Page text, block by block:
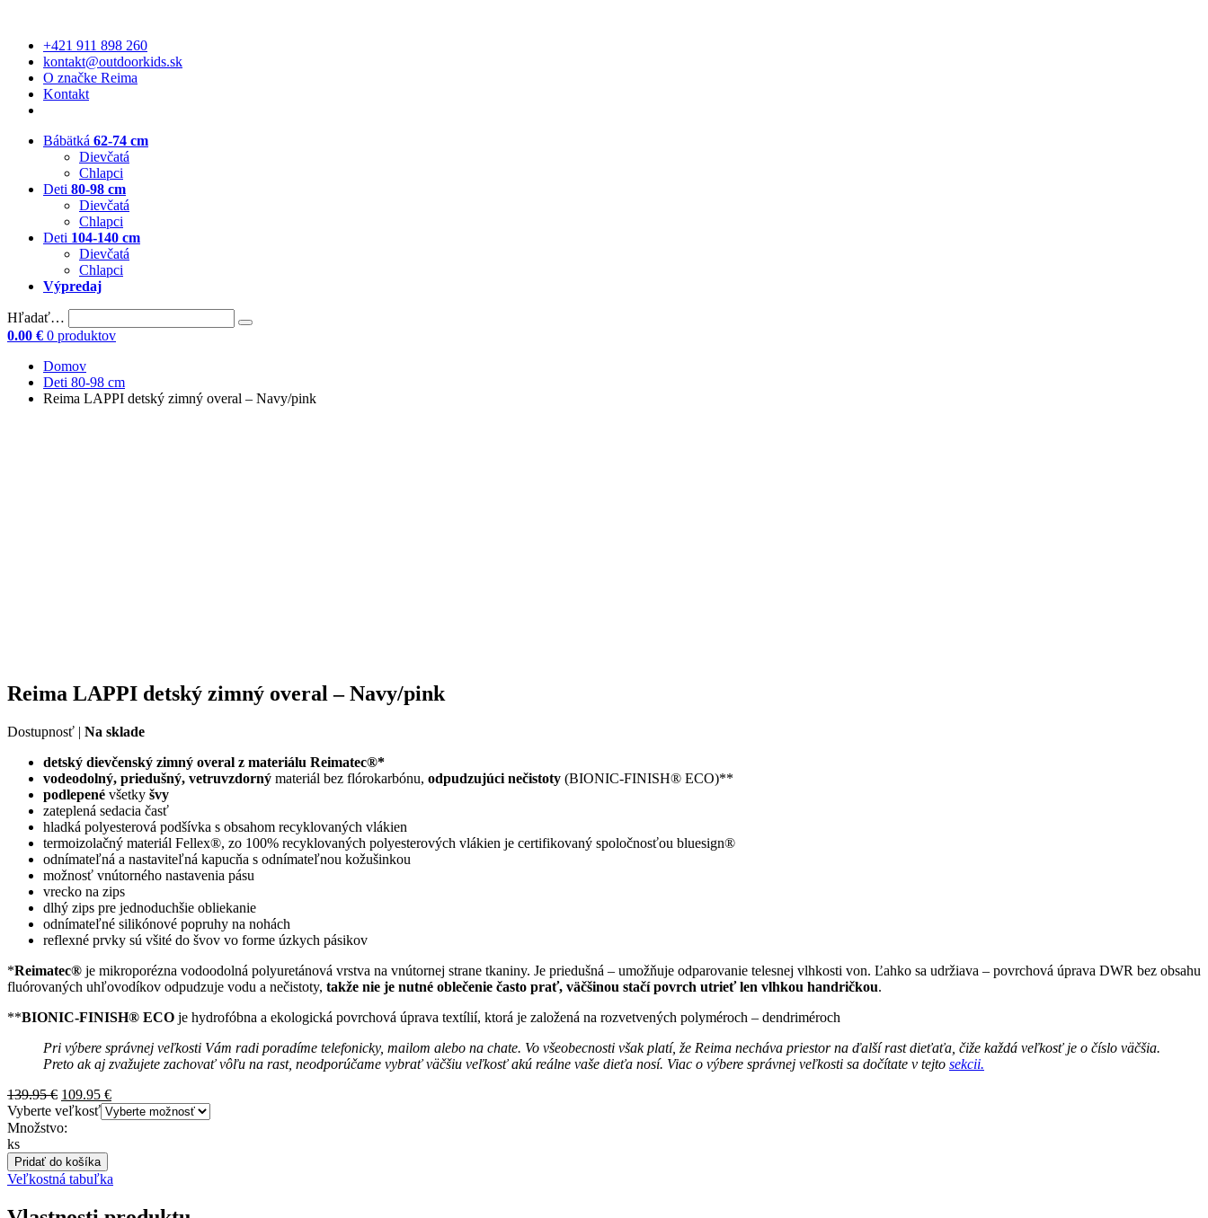
+421 911 898 260
kontakt@outdoorkids.sk
O značke Reima
Kontakt
Bábätká 62-74 cm
Dievčatá
Chlapci
Deti 80-98 cm
Dievčatá
Chlapci
Deti 104-140 cm
Dievčatá
Chlapci
Výpredaj
Hľadať…
0.00 € 0 produktov
Domov
Deti 80-98 cm
Reima LAPPI detský zimný overal – Navy/pink
Reima LAPPI detský zimný overal – Navy/pink
Dostupnosť | Na sklade
detský dievčenský zimný overal z materiálu Reimatec®*
vodeodolný, priedušný, vetruvzdorný materiál bez flórokarbónu, odpudzujúci nečistoty (BIONIC-FINISH® ECO)**
podlepené všetky švy
zateplená sedacia časť
hladká polyesterová podšívka s obsahom recyklovaných vlákien
termoizolačný materiál Fellex®, zo 100% recyklovaných polyesterových vlákien je certifikovaný spoločnosťou bluesign®
odnímateľná a nastaviteľná kapucňa s odnímateľnou kožušinkou
možnosť vnútorného nastavenia pásu
vrecko na zips
dlhý zips pre jednoduchšie obliekanie
odnímateľné silikónové popruhy na nohách
reflexné prvky sú všité do švov vo forme úzkych pásikov
*Reimatec® je mikroporézna vodoodolná polyuretánová vrstva na vnútornej strane tkaniny. Je priedušná – umožňuje odparovanie telesnej vlhkosti von. Ľahko sa udržiava – povrchová úprava DWR bez obsahu
fluórovaných uhľovodíkov odpudzuje vodu a nečistoty, takže nie je nutné oblečenie často prať, väčšinou stačí povrch utrieť len vlhkou handričkou.
**BIONIC-FINISH® ECO je hydrofóbna a ekologická povrchová úprava textílií, ktorá je založená na rozvetvených polyméroch – dendriméroch
Pri výbere správnej veľkosti Vám radi poradíme telefonicky, mailom alebo na chate. Vo všeobecnosti však platí, že Reima necháva priestor na ďalší rast dieťaťa, čiže každá veľkosť je o číslo väčšia.
Preto ak aj zvažujete zachovať vôľu na rast, neodporúčame vybrať väčšiu veľkosť akú reálne vaše dieťa nosí. Viac o výbere správnej veľkosti sa dočítate v tejto sekcii.
139.95€ Pôvodná
cena
bola:
109.95 €Aktuálna
cena
Vyberte veľkosť
Množstvo:
ks
Pridať do košíka
Veľkostná tabuľka